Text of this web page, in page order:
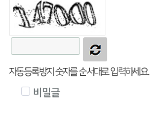
자동등록방지 숫자를 순서대로 입력하세요.
비밀글